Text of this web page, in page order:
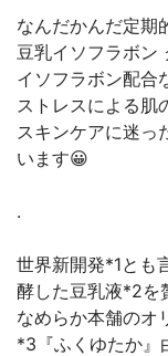
なんだかんだ定期
豆乳イソフラボン
イソフラボン配合
ストレスによる肌
スキンケアに迷っ
います😀
.
世界新開発*1とも
酵した豆乳液*2を
なめらか本舗のオ
*3『ふくゆたか』